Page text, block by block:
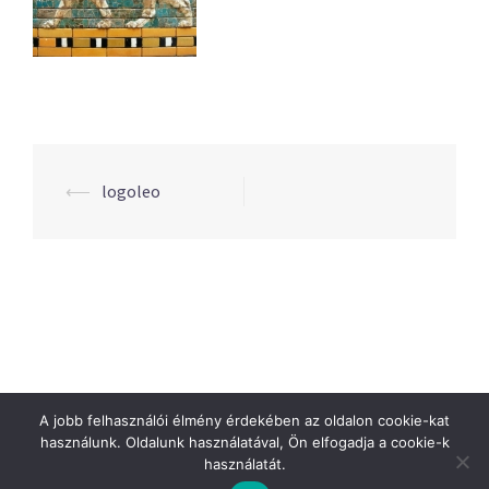
Post
⟵ logoleo
A jobb felhasználói élmény érdekében az oldalon cookie-kat
használunk. Oldalunk használatával, Ön elfogadja a cookie-k
használatát.